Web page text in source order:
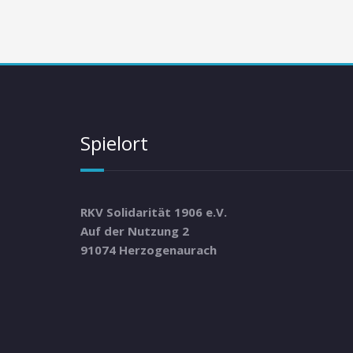
Spielort
RKV Solidarität 1906 e.V.
Auf der Nutzung 2
91074 Herzogenaurach